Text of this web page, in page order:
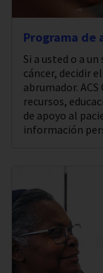
Programa de
Si a usted o a
cáncer, decidir
abrumador.
recursos,
de apoyo al
información